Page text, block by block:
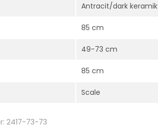
Antracit/dark keramik
85 cm
49-73 cm
85 cm
Scale
2417-73-73